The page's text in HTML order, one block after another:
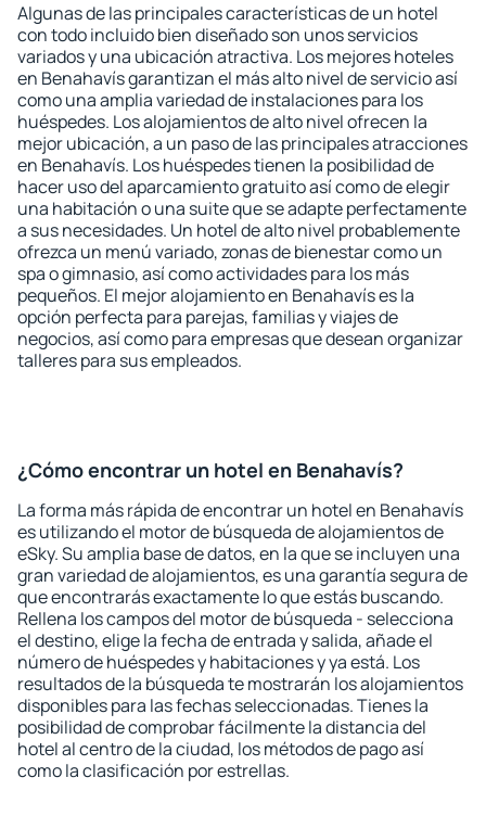
Algunas de las principales características de un hotel
con todo incluido bien diseñado son unos servicios
variados y una ubicación atractiva. Los mejores hoteles
en Benahavís garantizan el más alto nivel de servicio así
como una amplia variedad de instalaciones para los
huéspedes. Los alojamientos de alto nivel ofrecen la
mejor ubicación, a un paso de las principales atracciones
en Benahavís. Los huéspedes tienen la posibilidad de
hacer uso del aparcamiento gratuito así como de elegir
una habitación o una suite que se adapte perfectamente
a sus necesidades. Un hotel de alto nivel probablemente
ofrezca un menú variado, zonas de bienestar como un
spa o gimnasio, así como actividades para los más
pequeños. El mejor alojamiento en Benahavís es la
opción perfecta para parejas, familias y viajes de
negocios, así como para empresas que desean organizar
talleres para sus empleados.
¿Cómo encontrar un hotel en Benahavís?
La forma más rápida de encontrar un hotel en Benahavís
es utilizando el motor de búsqueda de alojamientos de
eSky. Su amplia base de datos, en la que se incluyen una
gran variedad de alojamientos, es una garantía segura de
que encontrarás exactamente lo que estás buscando.
Rellena los campos del motor de búsqueda - selecciona
el destino, elige la fecha de entrada y salida, añade el
número de huéspedes y habitaciones y ya está. Los
resultados de la búsqueda te mostrarán los alojamientos
disponibles para las fechas seleccionadas. Tienes la
posibilidad de comprobar fácilmente la distancia del
hotel al centro de la ciudad, los métodos de pago así
como la clasificación por estrellas.